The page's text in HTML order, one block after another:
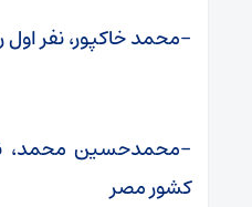
-محمد خاکپور، نفر
-محمدحسین محمد،
کشور مصر